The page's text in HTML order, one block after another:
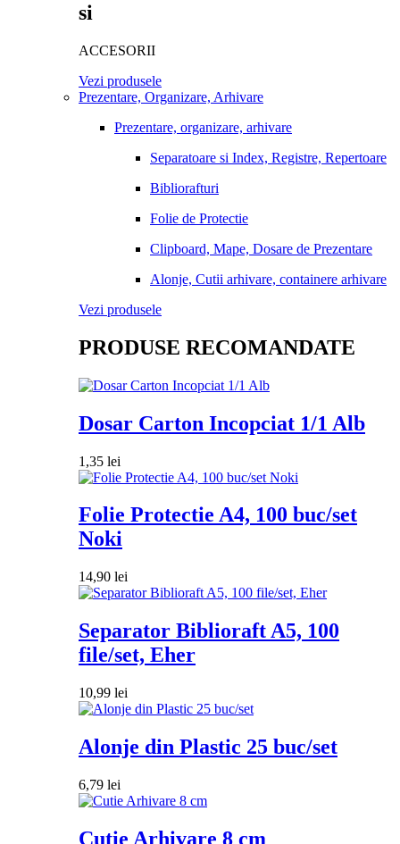
si
ACCESORII
Vezi produsele
Prezentare, Organizare, Arhivare
Prezentare, organizare, arhivare
Separatoare si Index, Registre, Repertoare
Bibliorafturi
Folie de Protectie
Clipboard, Mape, Dosare de Prezentare
Alonje, Cutii arhivare, containere arhivare
Vezi produsele
PRODUSE RECOMANDATE
Dosar Carton Incopciat 1/1 Alb
1,35 lei
Folie Protectie A4, 100 buc/set
Noki
14,90 lei
Separator Biblioraft A5, 100
file/set, Eher
10,99 lei
Alonje din Plastic 25 buc/set
6,79 lei
Cutie Arhivare 8 cm